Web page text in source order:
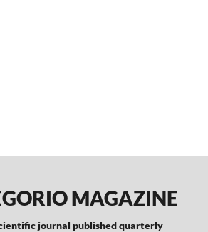
MAGAZINE
journal published quarterly